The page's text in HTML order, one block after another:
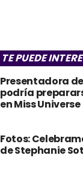
TE PUEDE
Presentadora
podría
en Miss Universe
Fotos:
de Stephanie